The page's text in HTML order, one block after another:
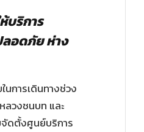
บริการ
ลอดภัย ห่าง
นการเดินทางช่วง
ลวงชนบท และ
จัดตั้งศูนย์บริการ